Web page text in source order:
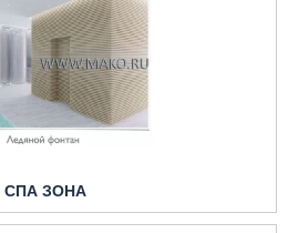
СПА ЗОНА